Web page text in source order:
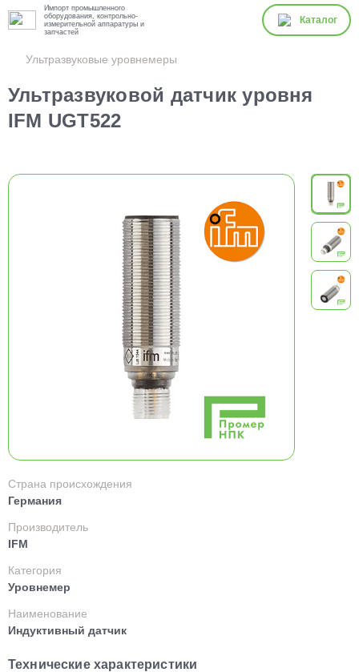
Импорт промышленного
оборудования, контрольно-
измерительной аппаратуры и
запчастей
Каталог
Ультразвуковые уровнемеры
Ультразвуковой датчик уровня
IFM UGT522
Страна происхождения
Германия
Производитель
IFM
Категория
Уровнемер
Наименование
Индуктивный датчик
Технические характеристики